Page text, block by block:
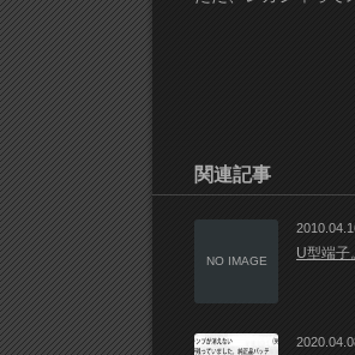
関連記事
NO IMAGE U型端子。